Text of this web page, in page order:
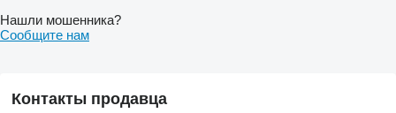
Нашли мошенника?
Сообщите нам
Контакты продавца